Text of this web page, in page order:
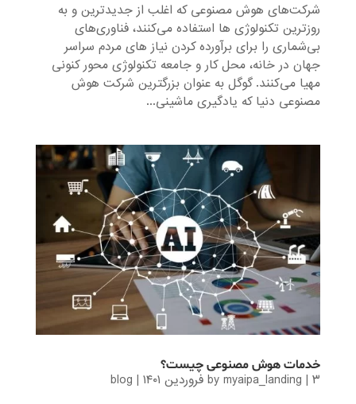
شرکت‌های هوش مصنوعی که اغلب از جدیدترین و به
روزترین تکنولوژی ها استفاده می‌کنند، فناوری‌های
بی‌شماری را برای برآورده کردن نیاز های مردم سراسر
جهان در خانه، محل کار و جامعه تکنولوژی محور کنونی
مهیا می‌کنند. گوگل به عنوان بزرگترین شرکت هوش
مصنوعی دنیا که یادگیری ماشینی...
خدمات هوش مصنوعی چیست؟
bymyaipa_landing |۳ فروردین ۱۴۰۱ |
blog